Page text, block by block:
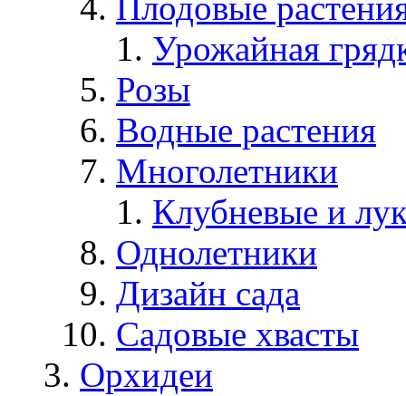
Урожайная
Розы
Водные растения
Многолетники
Клубневые и
Однолетники
Дизайн сада
Садовые хвасты
Орхидеи